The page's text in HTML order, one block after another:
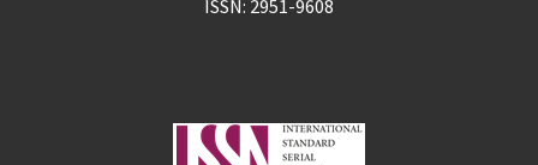
ISSN: 2951-9608